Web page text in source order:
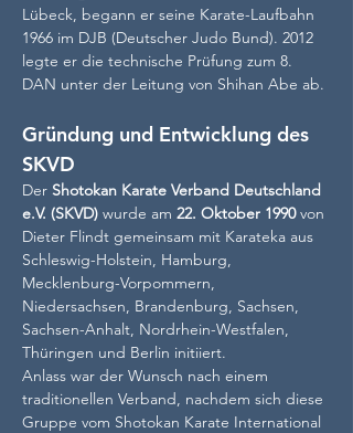
Lübeck, begann er seine Karate-Laufbahn
1966 im DJB (Deutscher Judo Bund). 2012
legte er die technische Prüfung zum 8.
DAN unter der Leitung von Shihan Abe ab.
Gründung und Entwicklung des
SKVD
Der Shotokan Karate Verband Deutschland
e.V. (SKVD) wurde am 22. Oktober 1990 von
Dieter Flindt gemeinsam mit Karateka aus
Schleswig-Holstein, Hamburg,
Mecklenburg-Vorpommern,
Niedersachsen, Brandenburg, Sachsen,
Sachsen-Anhalt, Nordrhein-Westfalen,
Thüringen und Berlin initiiert.
Anlass war der Wunsch nach einem
traditionellen Verband, nachdem sich diese
Gruppe vom Shotokan Karate International